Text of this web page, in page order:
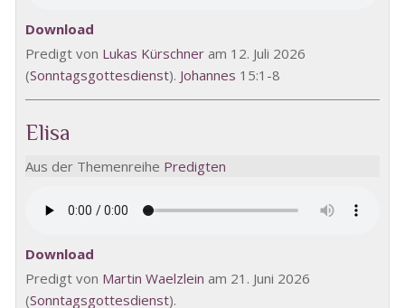
Download
Predigt von Lukas Kürschner am 12. Juli 2026
(Sonntagsgottesdienst). Johannes 15:1-8
Elisa
Aus der Themenreihe Predigten
Download
Predigt von Martin Waelzlein am 21. Juni 2026
(Sonntagsgottesdienst).